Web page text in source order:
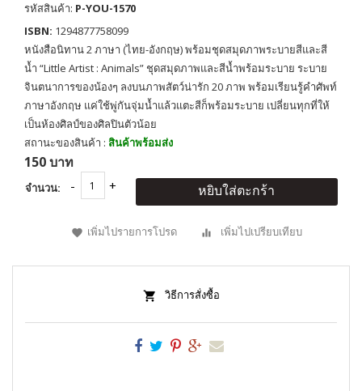
รหัสสินค้า: P-YOU-1570
ISBN: 1294877758099
หนังสือนิทาน 2 ภาษา (ไทย-อังกฤษ) พร้อมชุดสมุดภาพระบายสีและสี
น้ำ “Little Artist : Animals” ชุดสมุดภาพและสีน้ำพร้อมระบาย ระบาย
จินตนาการของน้องๆ ลงบนภาพสัตว์น่ารัก 20 ภาพ พร้อมเรียนรู้คำศัพท์
ภาษาอังกฤษ แค่ใช้พู่กันจุ่มน้ำแล้วแตะสีก็พร้อมระบาย เปลี่ยนทุกที่ให้
เป็นห้องศิลป์ของศิลปินตัวน้อย
สถานะของสินค้า : สินค้าพร้อมส่ง
150 บาท
จำนวน: หยิบใส่ตะกร้า
เพิ่มไปรายการโปรด เพิ่มไปเปรียบเทียบ
วิธีการสั่งซื้อ